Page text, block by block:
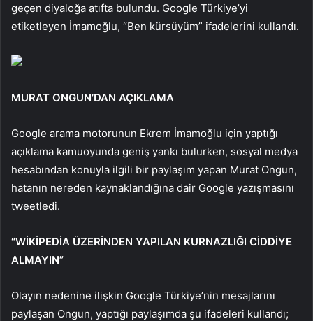
geçen diyaloğa atıfta bulundu. Google Türkiye’yi
etiketleyen İmamoğlu, “Ben kürsüyüm” ifadelerini kullandı.
MURAT ONGUN’DAN AÇIKLAMA
Google arama motorunun Ekrem İmamoğlu için yaptığı
açıklama kamuoyunda geniş yankı bulurken, sosyal medya
hesabından konuyla ilgili bir paylaşım yapan Murat Ongun,
hatanın nereden kaynaklandığına dair Google yazışmasını
tweetledi.
“WİKİPEDİA ÜZERİNDEN YAPILAN KURNAZLIĞI CİDDİYE
ALMAYIN”
Olayın nedenine ilişkin Google Türkiye’nin mesajlarını
paylaşan Ongun, yaptığı paylaşımda şu ifadeleri kullandı;